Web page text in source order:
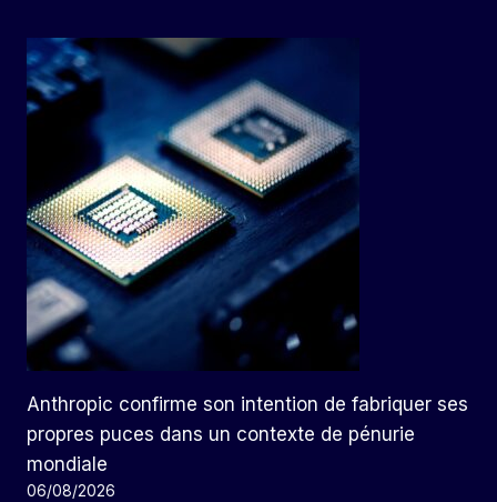
Anthropic confirme son intention de fabriquer ses
propres puces dans un contexte de pénurie
mondiale
06/08/2026